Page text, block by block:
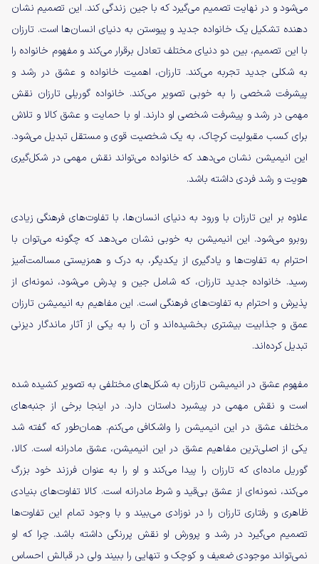
می‌شود و در نهایت تصمیم می‌گیرد که با جین زندگی کند. این تصمیم نشان
‌دهنده تشکیل یک خانواده جدید و پیوستن به دنیای انسان‌ها است. تارزان
با این تصمیم، بین دو دنیای مختلف تعادل برقرار می‌کند و مفهوم خانواده را
به شکلی جدید تجربه می‌کند. تارزان، اهمیت خانواده و عشق در رشد و
پیشرفت شخصی را به خوبی تصویر می‌کند. خانواده گوریلی تارزان نقش
مهمی در رشد و پیشرفت شخصی او دارند. او با حمایت و عشق کالا و تلاش
برای کسب مقبولیت کرچاک، به یک شخصیت قوی و مستقل تبدیل می‌شود.
این انیمیشن نشان می‌دهد که خانواده می‌تواند نقش مهمی در شکل‌گیری
هویت و رشد فردی داشته باشد.
علاوه بر این تارزان با ورود به دنیای انسان‌ها، با تفاوت‌های فرهنگی زیادی
روبرو می‌شود. این انیمیشن به خوبی نشان می‌دهد که چگونه می‌توان با
احترام به تفاوت‌ها و یادگیری از یکدیگر، به درک و همزیستی مسالمت‌آمیز
رسید. خانواده جدید تارزان، که شامل جین و پدرش می‌شود، نمونه‌ای از
پذیرش و احترام به تفاوت‌های فرهنگی است. این مفاهیم به انیمیشن تارزان
عمق و جذابیت بیشتری بخشیده‌اند و آن را به یکی از آثار ماندگار دیزنی
تبدیل کرده‌اند.
مفهوم عشق در انیمیشن تارزان به شکل‌های مختلفی به تصویر کشیده شده
است و نقش مهمی در پیشبرد داستان دارد. در اینجا برخی از جنبه‌های
مختلف عشق در این انیمیشن را واشکافی می‌کنم. همان‌طور که گفته شد
یکی از اصلی‌ترین مفاهیم عشق در این انیمیشن، عشق مادرانه است. کالا،
گوریل ماده‌ای که تارزان را پیدا می‌کند و او را به عنوان فرزند خود بزرگ
می‌کند، نمونه‌ای از عشق بی‌قید و شرط مادرانه است. کالا تفاوت‌های بنیادی
ظاهری و رفتاری تارزان را در نوزادی می‌بیند و با وجود تمام این تفاوت‌ها
تصمیم می‌گیرد در رشد و پرورش او نقش پررنگی داشته باشد. چرا که او
نمی‌تواند موجودی ضعیف و کوچک و تنهایی را ببیند ولی در قبالش احساس